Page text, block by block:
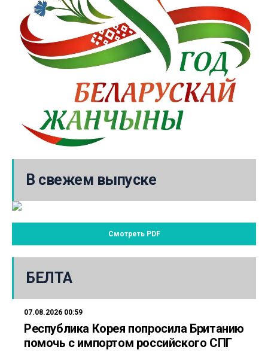
В свежем выпуске
Смотреть PDF
БЕЛТА
07.08.2026 00:59
Республика Корея попросила Британию
помочь с импортом российского СПГ